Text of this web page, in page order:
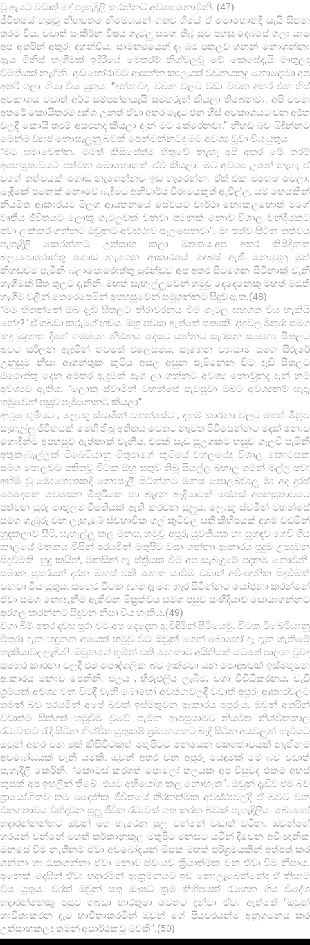
වූ ඇයට වඩාත් දේ පැහැදිලි කරන්නට අවශ්‍ය නොවිනි. (47)
ජීවිතයේ හමුවූ නිහඬතම නිමේශයන් ගතව ගියේ ඒ මොහොතදී යැයි සිතන
තරම් විය. වඩාත් සංකීර්න විෂය ගැටලු සමග තිබූ සුව පහසු දෙබසේ ගලා යාම
අප අතරින් අතුරු දහන්විය. සාමන්‍යයෙන් දෑ බර පතලව ගනන් නොගන්නා
ඇය මිනිස් හැගීමක් ඉදිරියේ මෙතරම් නිශ්චලවූ වේ කෙසේදැයි මාතුලද
විමතියක් නැගිනි. අඩ හෝරාවට ආසන්න කාලයක් වචනයකුදු නොදොඩා අප
අතරි ගලා ගියා විය යුතුය. “දන්නවද, වචන වලට වඩා වචන අතර එන හිස්
අවකාශය වඩාත් අර්ථ සම්පන්නයැයි සමහරුන් කියලා තිබෙනවා. අපි වචන
අතරේ කොයිතරම් දක්ශ උනත් ඒවා අතර මැදට එන හිස් අවකාශයට වන අර්ත
වලදී කොයි තරම් අසරනද කියලා දැන් මට තේරෙනවා.” නිහඬ බව බිඳින්නට
මෙන්ම ව්‍යාජ නොසැලුනු බවක් පෙන්වන්නටද මට අවශ්‍ය වූවා විය යුතුය.
“මට සමාවෙන්න. මමත් කිසිසේත්ම හිතුවේ නැහැ අපි අතර මේ තරම්
අපහසුතාවයට පත්වන මොහොතක් ඒවි කියලා. මට අවශ්‍ය උනේ නැහැ ඒ
වගේ තත්වයක් ගොඩ නැගෙන්නට ඉඩ හැරෙන්න. ඒත් එක එහෙම වෙලා.
බෑදීමක් පමනක් නොවේ බැදීමට අනිවාර්ය විරාමයකුත් ඇවිල්ල. යම් හෙයකින්
නියමිත ආකාරයට මීලග ආයතනයේ සේවයට වාර්ථා නොකලහොත් මගේ
වෘතීය ජීවිතයට ලොකු ගැටලුවක් වනවා පමනක් නොව විශාල වන්දියකට
පවා ලක්කර ගන්නට ඔවුනට අවස්ථාව සැලසෙනවා”. මා පත්ව සිටින තත්වය
පැහැදිලි කෙරන්නට උත්සාහ කලා මතකය.අප අතර කිසිදිනක
බලාපොරොත්තු ගොඩ නැගෙන ආකාරයේ දෙබස් ඇති නොවුනු මුත්
නිහඬවම පැමිනි බලාපොරොත්තු මුරන්ඩුව අප අතර සිටගෙන සිටිනාක් වැනි
හැගීමක් සිත තුලට දැනිනි. මහත් සැහැල්ලුවෙන් හමුවූ දෙදෙනෙකු මහත් බ‍රැති
හැගීම් වලින් තෙරෙපෙමින් අපහසුවෙන් සමුගන්නට සිදුව ඇත.(48)
“මම හිතන්නේ ඔබ දැඩි සීතලට නිරාවරනය වීම ගැටලු සහගත විය හැකියි
නේද?” ඒ ගබඩා කරුගේ හඬය. ඔහු පවසා ඇත්තේ සත්‍යකි. දහවල මිතුරා සමග
කඳු මුදුනත දිගේ ගම්මාන නිම්නය දෙසට යන්නට සැරසුනු සාමන්‍ය සීතලට
බවට සරිලන ඇඳුමින් තවමත් එලෙසමය. සෑහෙන ව්‍යායාම සමග සිරුරේ
උනුසුම නිසා ආගන්තුක කුටිය අසල අසුන පැමිනෙන විට දැඩි සීතලට
ඔරොත්තු දෙන අමතර ඇඳුමක් ඇග ලා ගන්නට අවශ්‍ය නොවුනද දැන් නම්
අවශ්‍යව ඇතිය. “ලොකු ස්වාමීන් වහන්සේ පැවසුවා ඔබට අවශ්‍යනම් සෑදෑ
හමුවෙන් පසුව පැමිනෙනට කියලා”.
ආශ්‍රම භූමියට , ලොකු ස්වාමීන් වහන්සේට , දහම් කාරනා වලට මහත් මිත්‍රව
සැහැල්ලු ජිවිතයක් මෙහි තිබූ අතීතය වෙතට නැවත පිවිසෙන්නට මදක් නොව
හොඳින්ම අපහසුව ඇත්තාක් වැනිය. වරක් සැඩ සුලගකට හසුව ගැලවී පැමිනි
අතුකැබැල්ලක් ටිබෙටියානු මිතුරාගේ කුටියේ වහලයේද විශාල කොටසක
සමග පොලවට පතිතවූ විටක ඔහු සතුව තිබූ සියල්ල බහාලූ ගමන් මල්ල පවා
අහිමි වූ මොහොතකදී නොසැලී සිටින්නට මනස පොලබවාලූ මා අද දුරස්
පෙදෙසක වෙසෙන මිතුරියක හා බැදුනු බැදියාවක් ඔස්සේ අපහසුතාවයට
පත්වන යුරු මාතුලම විමතියක් ඇති කරවන සුලුය. ලොකු ස්වමීන් වහන්සේ
සමග ගැබුරු වන ලැහැබේ ස්වභාවික ගල් කුටිවල සති කිහිපයක් දහම් වඩමින්
හුදකලාව සිටි, සැහැල්ලු කල මනස, හමුවූ අපූරු යුවතියක හා සුහඳව ගෙවී ගිය
කාලයේ මතකය විසින් පරයමින් මතුපිට වසා ගන්නා ආකාරය පුදුම උපදවන
සිදුවීමකි. හුදු කයින්, මනසින් ඈ ස්ත්‍රියක වීම අප සැබැදුමේ පදනම නොවිනි.
සමාන සුසරයන් දරන මනස් එකි නෙක යාවීම වඩාත් අවිංඥානික සිදුවීමක්
වනවා විය යුතුය. සමහර විටක දහම දෑ මග හැර සිටින්නට යෝජනා කරන්නේ
ඒවා සමග නොදැනීම ඇතිවන මිත්‍රත්වය සමග පසුව සංහිදියාව සොයාගන්නට
අරගල කරන්නට සිදුවන නිසා විය හැකිය.(49)
වගා බිම් අතර දවස පුරා වට අප දෙදෙන ඇවිඳිමින් සිටියෙමු. විටක ටිබෙටියානු
මිතුරා දැන හඳුනන අයෙක් හමුවූ විට ඔවුන් ගෙන් බොහෝ දෑ දැන ගැනීමේ
හැකියාවද ලැබිනි. ඔවුනගේ භූමීන් එකි නෙකාට අයිතියක් යටතේ පාලන වුවද
සමහර කාරනා වලදී එම පෞද්ගලික බව ඉක්මවා යන පොඳුබවක් ඉස්මතුවන
ආකාරය මනාව පෙනිනි. ජලය , හිරුඑලිය ලැබීම, වගා විවිධීකරනය, වැඩි
ශ්‍රමයක් අවශ්‍ය වන විටදී වැනි බොහෝ අවස්ථාවලදී වඩාත් අපූරු ආකාරවලට
තමන් බව පරයමින් අපේ බවක් ඉස්මතුවන ආකාරය අපූරුය. ඔවුන් අතරින්
වඩාත්ම සිත්ගත් හමුවීම වූවේ පැමින ආපසුයාමට නියමිත නිශ්චිතකාල
රටාවකට ‍රැදී සිටින නිශ්චිත යුතුකම් ප්‍රමානයකට බැදී සිටින අයවලුන් හැටියට
ඔවුන් අතර වන මුත් කිසිවිටකත් මතුපිටට නෙයෙන එකගතාවයක් නැතිනම්
අවබෝධයක් වැනි යමකි. ඔවුන් අතර වන අපූරු යෙදුමක් මේ බව වඩාත්
පැහැදිලි කෙරිනි. “කොටස් කරගත් පොලෝ තලයක අප විසුවද එකම අහස්
කුසක් අප ඉහලින් තිබේ. එයට අභියෝග කල නොහැක”. ඔවුන් දැඩිව එම බව
ප්‍රායෝගිකව තම දෛනික ජීවිතයේ තීරනත්මක අවස්ථාවල්දී ඒ බවට වන
එකගතාවය විහිදවන සුලු ජීවිත රටාවක් ගත කරන බවක් පැහැදිලිය. බොහෝ
හදාරන්නන්හට ඔවුන් මග හැරෙන සුලු වන්නේ වඩාත් වටිනා ඔවුන්ගේ
හරයන් වන්නේ මහත් තර්කානුකූල මතුපිට මනසට යටින් දිවෙන අවිංඥානික
මනසේ වීම නැතිනම් ඒවා අවබෝදයන් මිසක මහත් පරිශ්‍රමයකින් අත්පත් කර
ගන්නා හා ‍රැකගන්නා ඒවා නොව ස්වංයව ක්‍රියාත්මක වන ඒවා වීම නිසාය.
අනෙක් දෙසින් ඒවා හදාරමින් ආක්‍රමනයට ඉඩ නොලැබෙන්නේද ඒ නිසාම
විය යුතුය. වරක් ඔවුන් සතු ඖෂධ ක්‍රම කිහිපයක් ‍රැගෙන ගිය විදේශ
හදාරන්නෙකු පසුව ගබඩා භාරතුමා වෙතට දන්වා ඒවා ඇත්තේ “ඔවුන්
භාවිතාකරන දෑම භාවිතාකරමින් ඔවුන් ගේ පියවරයන්ම අනුගමනය කර
උත්සාහකලද තමන් අසාර්ථකවූ බවකි”.(50)